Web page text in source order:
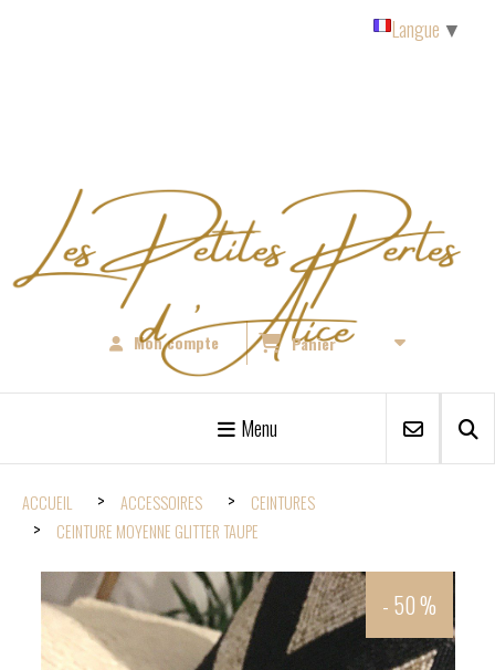
Mon compte Panier
Menu
ACCUEIL ACCESSOIRES
CEINTURES
CEINTURE MOYENNE GLITTER TAUPE
- 50 %
Langue ▼